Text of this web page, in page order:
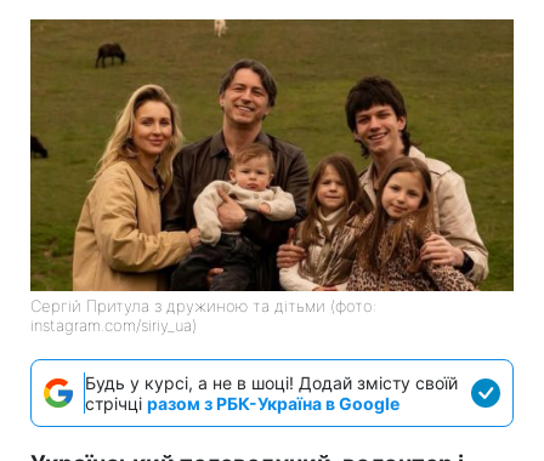
Сергій Притула з дружиною та дітьми (фото:
instagram.com/siriy_ua)
Будь у курсі, а не в шоці! Додай змісту своїй
стрічці разом з РБК-Україна в Google